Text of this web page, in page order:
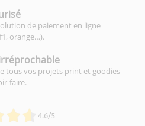
4.6/5
de paiement en ligne
orange…).
tous vos projets print et goodies
faire.